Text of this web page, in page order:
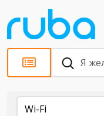
Каталог
Wi-Fi